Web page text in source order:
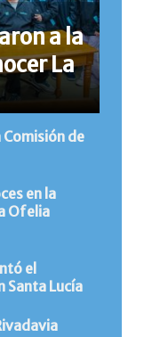
a la
La
de
en la
Ofelia
el
Santa Lucía